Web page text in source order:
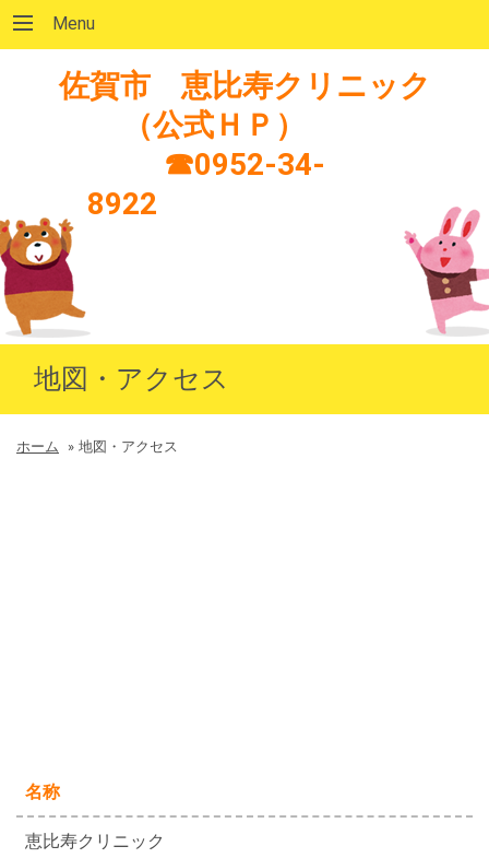
Menu
佐賀市 恵比寿クリニック
（公式ＨＰ）
☎0952-34-
8922
地図・アクセス
ホーム » 地図・アクセス
名称
恵比寿クリニック